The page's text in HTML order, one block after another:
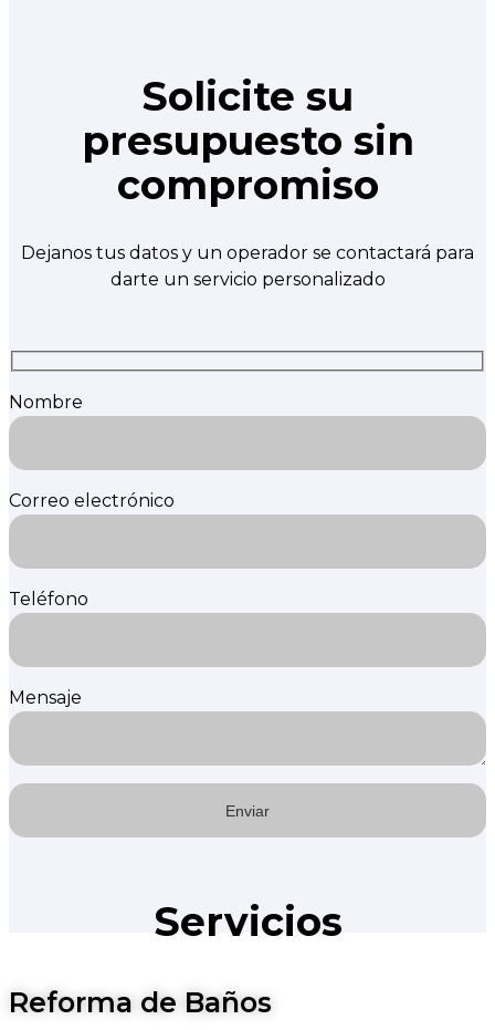
Solicite su
presupuesto sin
compromiso
Dejanos tus datos y un operador se contactará para
darte un servicio personalizado
Nombre
Correo electrónico
Teléfono
Mensaje
Servicios
Reforma de Baños